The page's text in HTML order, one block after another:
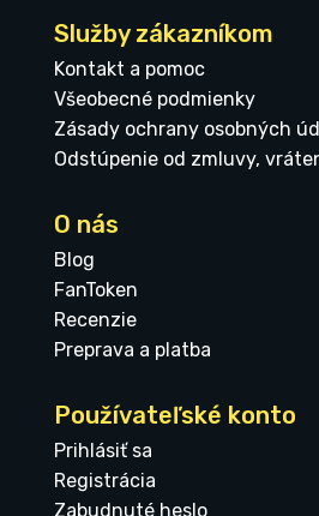
Služby zákazníkom
Kontakt a pomoc
Všeobecné podmienky
Zásady ochrany osobných
Odstúpenie od zmluvy,
O nás
Blog
FanToken
Recenzie
Preprava a platba
Používateľské konto
Prihlásiť sa
Registrácia
Zabudnuté heslo